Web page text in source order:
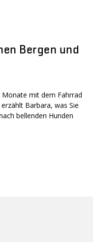
Bergen und
mit dem Fahrrad
Barbara, was Sie
bellenden Hunden